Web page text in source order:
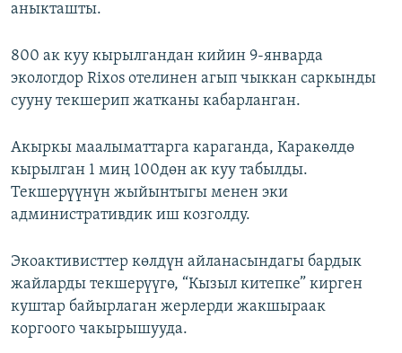
аныкташты.
800 ак куу кырылгандан кийин 9-январда
экологдор Rixos отелинен агып чыккан саркынды
сууну текшерип жатканы кабарланган.
Акыркы маалыматтарга караганда, Каракөлдө
кырылган 1 миң 100дөн ак куу табылды.
Текшерүүнүн жыйынтыгы менен эки
административдик иш козголду.
Экоактивисттер көлдүн айланасындагы бардык
жайларды текшерүүгө, “Кызыл китепке” кирген
куштар байырлаган жерлерди жакшыраак
коргоого чакырышууда.